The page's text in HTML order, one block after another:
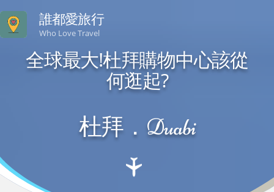
誰都愛旅行
Who Love Travel
全球最大!杜拜購物中心該從
何逛起?
杜拜．Duabi